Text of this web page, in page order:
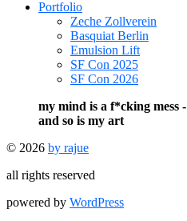
Portfolio
Zeche Zollverein
Basquiat Berlin
Emulsion Lift
SF Con 2025
SF Con 2026
my mind is a f*cking mess -
and so is my art
© 2026 by rajue
all rights reserved
powered by WordPress